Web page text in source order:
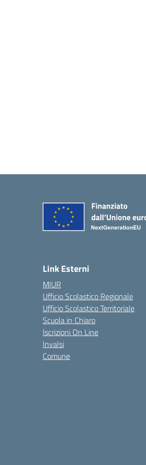
Link Esterni
MIUR
Ufficio Scolastico Regionale
Ufficio Scolastico Territoriale
Scuola in Chiaro
Iscrizioni On Line
Invalsi
Comune